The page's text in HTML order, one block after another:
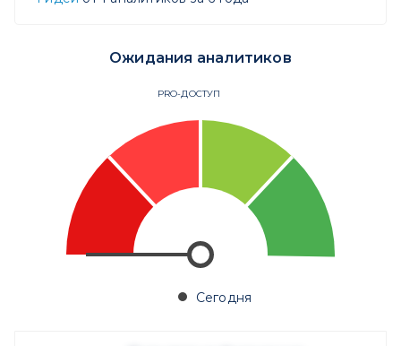
Ожидания аналитиков
PRO-ДОСТУП
Сегодня